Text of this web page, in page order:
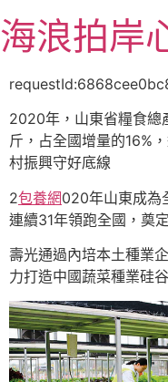
至
主
容
海浪拍岸
2020年，山東省糧食總
斤，占全國增量的16%
村振興守好底線
2包養網020年山東成為
連續31年領跑全國，奠
壽光通過內培本土種業
力打造中國蔬菜種業硅